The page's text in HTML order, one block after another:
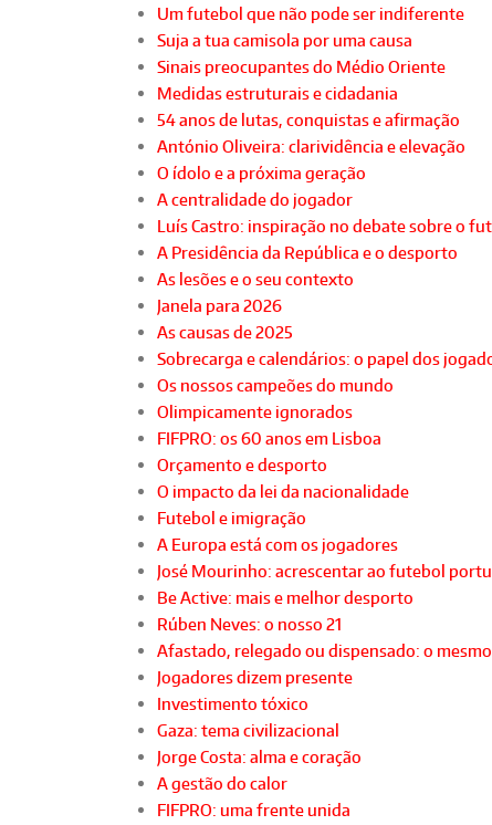
Um futebol que não pode ser indiferente
Suja a tua camisola por uma causa
Sinais preocupantes do Médio Oriente
Medidas estruturais e cidadania
54 anos de lutas, conquistas e afirmação
António Oliveira: clarividência e elevação
O ídolo e a próxima geração
A centralidade do jogador
Luís Castro: inspiração no debate sobre o
A Presidência da República e o desporto
As lesões e o seu contexto
Janela para 2026
As causas de 2025
Sobrecarga e calendários: o papel dos
Os nossos campeões do mundo
Olimpicamente ignorados
FIFPRO: os 60 anos em Lisboa
Orçamento e desporto
O impacto da lei da nacionalidade
Futebol e imigração
A Europa está com os jogadores
José Mourinho: acrescentar ao futebol
Be Active: mais e melhor desporto
Rúben Neves: o nosso 21
Afastado, relegado ou dispensado: o
Jogadores dizem presente
Investimento tóxico
Gaza: tema civilizacional
Jorge Costa: alma e coração
A gestão do calor
FIFPRO: uma frente unida